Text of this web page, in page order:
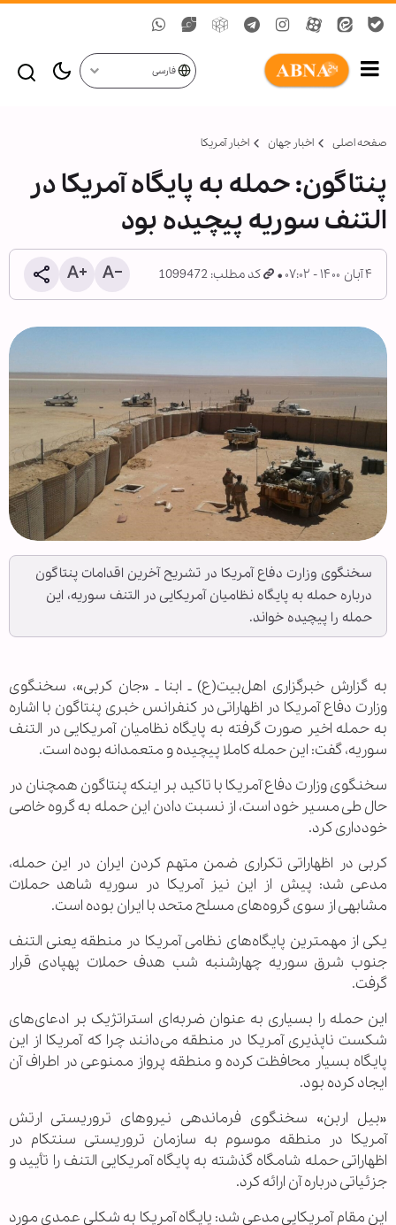
فارسی
صفحه اصلی اخبار جهان اخبار آمریکا
پنتاگون: حمله به پایگاه آمریکا در
التنف سوریه پیچیده بود
۴ آبان ۱۴۰۰ - ۰۷:۰۲ کد مطلب: 1099472
سخنگوی وزارت دفاع آمریکا در تشریح آخرین اقدامات پنتاگون
درباره حمله به پایگاه نظامیان آمریکایی در التنف سوریه، این
حمله را پیچیده خواند.
به گزارش خبرگزاری اهل‌بیت(ع) ـ ابنا ـ «جان کربی»، سخنگوی
وزارت دفاع آمریکا در اظهاراتی در کنفرانس خبری پنتاگون با اشاره
به حمله اخیر صورت گرفته به پایگاه نظامیان آمریکایی در التنف
سوریه، گفت: این حمله کاملا پیچیده و متعمدانه بوده است.
سخنگوی وزارت دفاع آمریکا با تاکید بر اینکه پنتاگون همچنان در
حال طی مسیر خود است، از نسبت دادن این حمله به گروه خاصی
خودداری کرد.
کربی در اظهاراتی تکراری ضمن متهم کردن ایران در این حمله،
مدعی شد: پیش از این نیز آمریکا در سوریه شاهد حملات
مشابهی از سوی گروه‌های مسلح متحد با ایران بوده است.
یکی از مهمترین پایگاه‌های نظامی آمریکا در منطقه یعنی التنف
جنوب شرق سوریه چهارشنبه شب هدف حملات پهپادی قرار
گرفت.
این حمله را بسیاری به عنوان ضربه‌ای استراتژیک بر ادعای‌های
شکست ناپذیری آمریکا در منطقه می‌دانند چرا که آمریکا از این
پایگاه بسیار محافظت کرده و منطقه پرواز ممنوعی در اطراف آن
ایجاد کرده بود.
«بیل اربن» سخنگوی فرماندهی نیرو‌های تروریستی ارتش
آمریکا در منطقه موسوم به سازمان تروریستی سنتکام در
اظهاراتی حمله شامگاه گذشته به پایگاه آمریکایی التنف را تأیید و
جزئیاتی درباره آن ارائه کرد.
این مقام آمریکایی مدعی شد: پایگاه آمریکا به شکلی عمدی مورد